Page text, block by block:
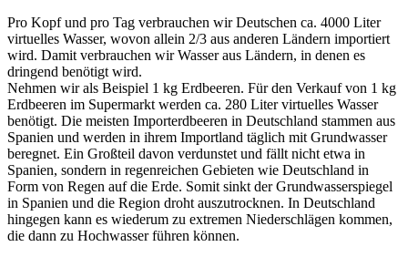
Pro Kopf und pro Tag verbrauchen wir Deutschen ca. 4000 Liter
virtuelles Wasser, wovon allein 2/3 aus anderen Ländern importiert
wird. Damit verbrauchen wir Wasser aus Ländern, in denen es
dringend benötigt wird.
Nehmen wir als Beispiel 1 kg Erdbeeren. Für den Verkauf von 1 kg
Erdbeeren im Supermarkt werden ca. 280 Liter virtuelles Wasser
benötigt. Die meisten Importerdbeeren in Deutschland stammen aus
Spanien und werden in ihrem Importland täglich mit Grundwasser
beregnet. Ein Großteil davon verdunstet und fällt nicht etwa in
Spanien, sondern in regenreichen Gebieten wie Deutschland in
Form von Regen auf die Erde. Somit sinkt der Grundwasserspiegel
in Spanien und die Region droht auszutrocknen. In Deutschland
hingegen kann es wiederum zu extremen Niederschlägen kommen,
die dann zu Hochwasser führen können.